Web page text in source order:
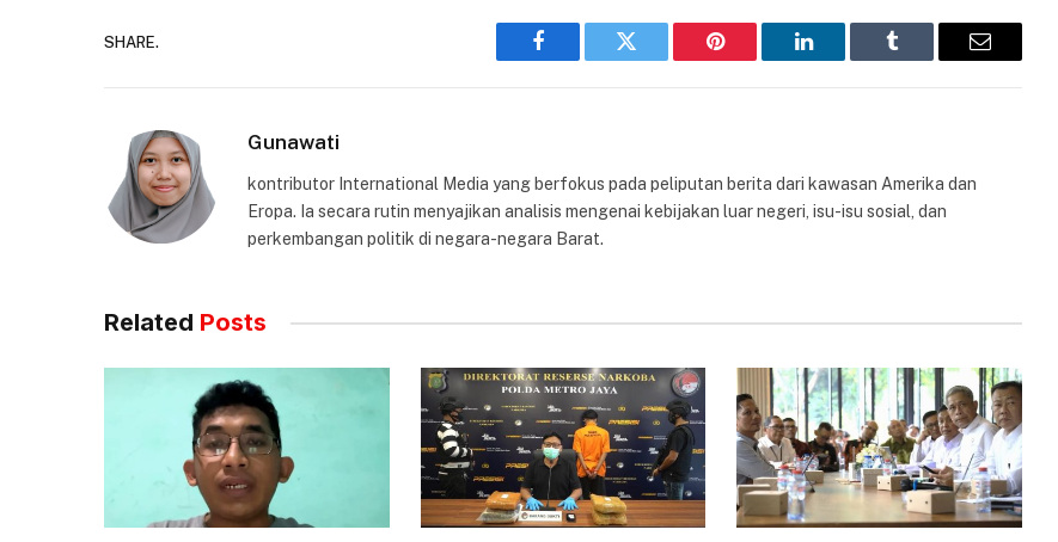
SHARE.
Facebook Twitter Pinterest LinkedIn Tumblr Email
Gunawati
kontributor International Media yang berfokus pada peliputan berita dari kawasan Amerika dan
Eropa. Ia secara rutin menyajikan analisis mengenai kebijakan luar negeri, isu-isu sosial, dan
perkembangan politik di negara-negara Barat.
Related Posts